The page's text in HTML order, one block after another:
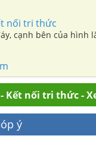
nối tri thức
cạnh bên của hình
Kết nối tri thức -
ý